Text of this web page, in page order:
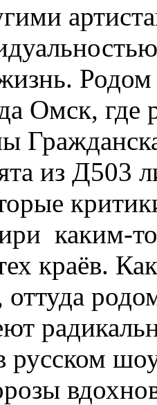
Омск, где
из Д503
каким-
краёв.
оттуда
русском